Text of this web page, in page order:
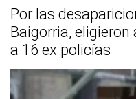
Por las
Baigorria,
a 16 ex policías